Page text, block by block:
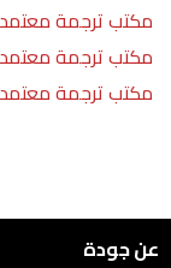
مكتب ترجمة معتمد
مكتب ترجمة معتمد
مكتب ترجمة
عن جودة